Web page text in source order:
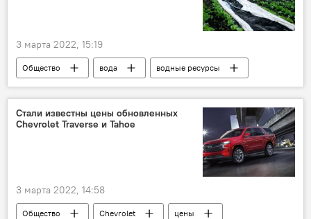
3 марта 2022, 15:19
Общество вода водные ресурсы
Стали известны цены обновленных
Chevrolet Traverse и Tahoe
3 марта 2022, 14:58
Общество Chevrolet цены